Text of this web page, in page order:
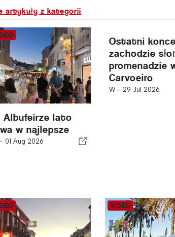
artykuły z kategorii
Albufeirze lato
w najlepsze
01 Aug 2026
Ostatni
zachodzie
promenadzie
Carvoeiro
W - 29 Jul 2026